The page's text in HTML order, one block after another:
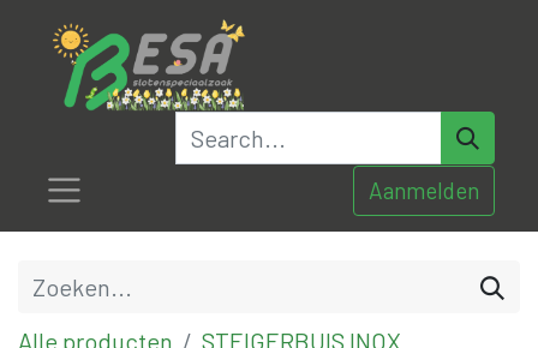
Aanmelden
Alle producten
STEIGERBUIS INOX